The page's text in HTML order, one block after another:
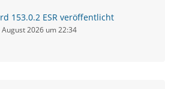
153.0.2 ESR veröffentlicht
August 2026 um 22:34